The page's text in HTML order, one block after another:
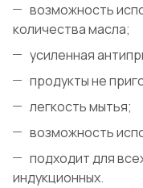
возможность
количества масла;
усиленная
продукты не
легкость мытья;
возможность
подходит для
индукционных.